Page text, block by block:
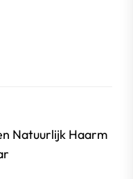
Natuurlijk Haarm